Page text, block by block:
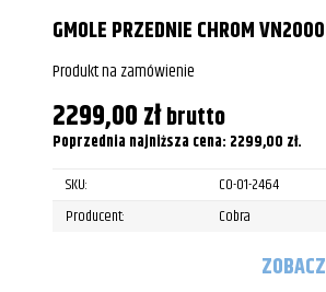
GMOLE PRZEDNIE CHROM VN2000
Produkt na zamówienie
2299,00złbrutto
Poprzednia najniższa cena: 2299,00 zł.
SKU:
CO-01-2464
Producent:
Cobra
ZOBACZ